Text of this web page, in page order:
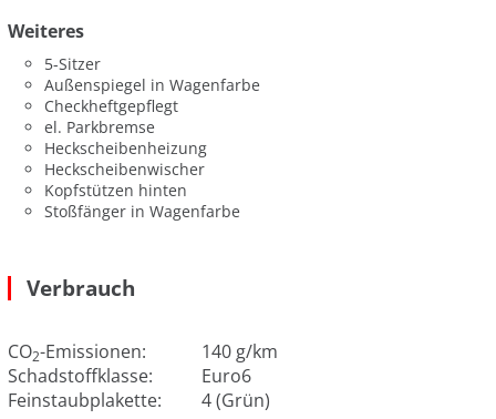
Weiteres
5-Sitzer
Außenspiegel in Wagenfarbe
Checkheftgepflegt
el. Parkbremse
Heckscheibenheizung
Heckscheibenwischer
Kopfstützen hinten
Stoßfänger in Wagenfarbe
Verbrauch
CO2-Emissionen:
140 g/km
Schadstoffklasse:
Euro6
Feinstaubplakette:
4 (Grün)